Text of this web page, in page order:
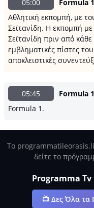
05:00
Formula
Αθλητική εκπομπή, με
Σεϊτανίδη. Η εκπομπή
Σεϊτανίδη πριν από
εμβληματικές πίστες
αποκλειστικές
05:45
Formula
Formula 1.
Το
δείτε το
Programma Tv
📺 Δες Όλα τα